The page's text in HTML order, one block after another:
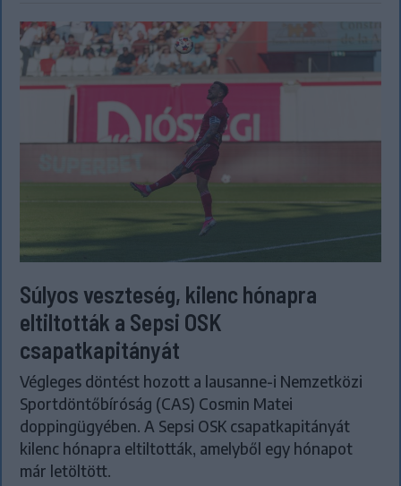
Súlyos veszteség, kilenc hónapra
eltiltották a Sepsi OSK
csapatkapitányát
Végleges döntést hozott a lausanne-i Nemzetközi
Sportdöntőbíróság (CAS) Cosmin Matei
doppingügyében. A Sepsi OSK csapatkapitányát
kilenc hónapra eltiltották, amelyből egy hónapot
már letöltött.